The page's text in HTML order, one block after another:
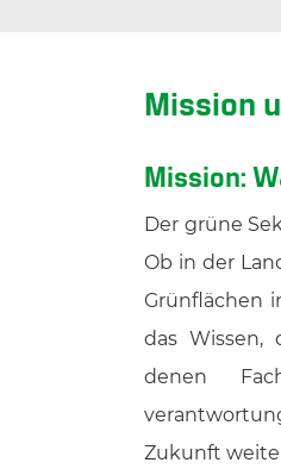
Mission
Mission:
Der grüne
Ob in der
Grünflächen
das Wissen,
denen
Zukunft